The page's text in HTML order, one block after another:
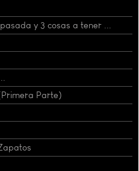
y 3 cosas a tener ...
Parte)